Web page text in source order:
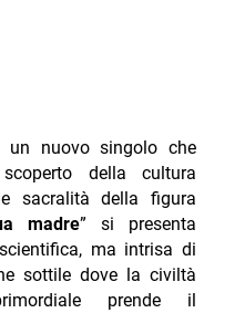
nuovo singolo che
della cultura
sacralità della figura
madre” si presenta
ma intrisa di
sottile dove la civiltà
prende il